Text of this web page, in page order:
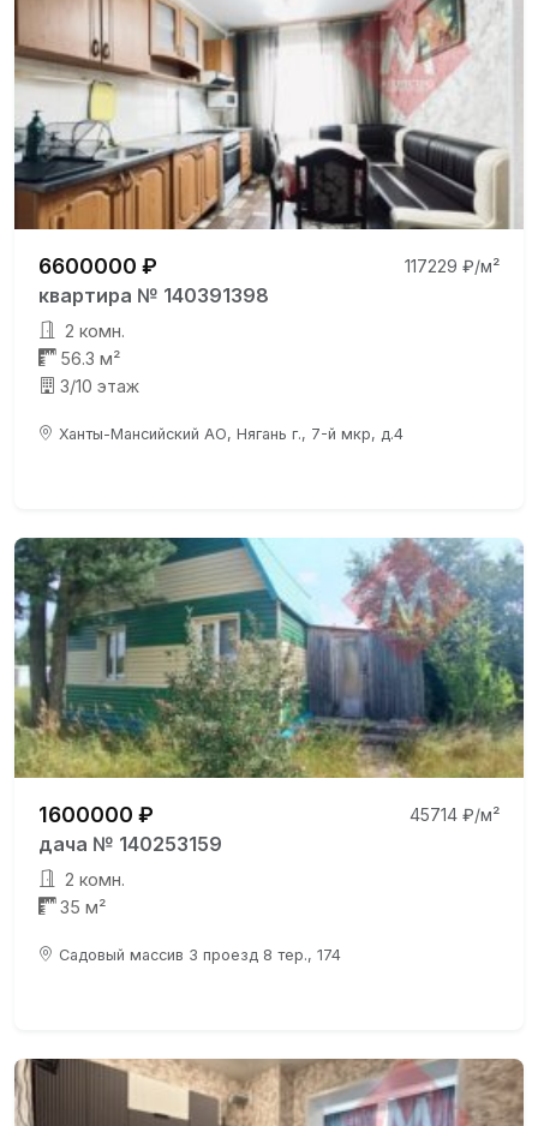
6600000 ₽ 117229 ₽/м²
квартира № 140391398
2 комн.
56.3 м²
3/10 этаж
Ханты-Мансийский АО, Нягань г., 7-й мкр, д.4
1600000 ₽ 45714 ₽/м²
дача № 140253159
2 комн.
35 м²
Садовый массив 3 проезд 8 тер., 174